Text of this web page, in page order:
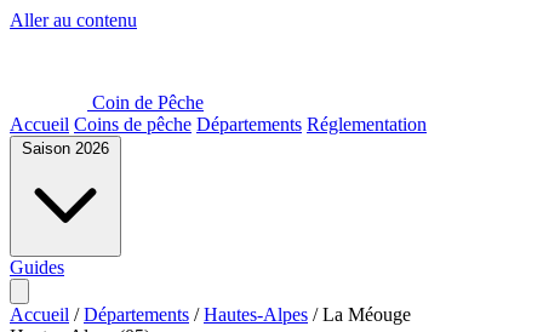
Aller au contenu
Coin de Pêche
Accueil Coins de pêche Départements Réglementation
Saison 2026
Guides
Accueil / Départements / Hautes-Alpes / La Méouge